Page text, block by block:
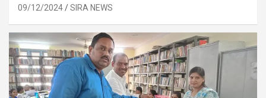
09/12/2024 SIRA NEWS